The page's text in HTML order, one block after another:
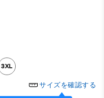
3XL
サイズを確認する